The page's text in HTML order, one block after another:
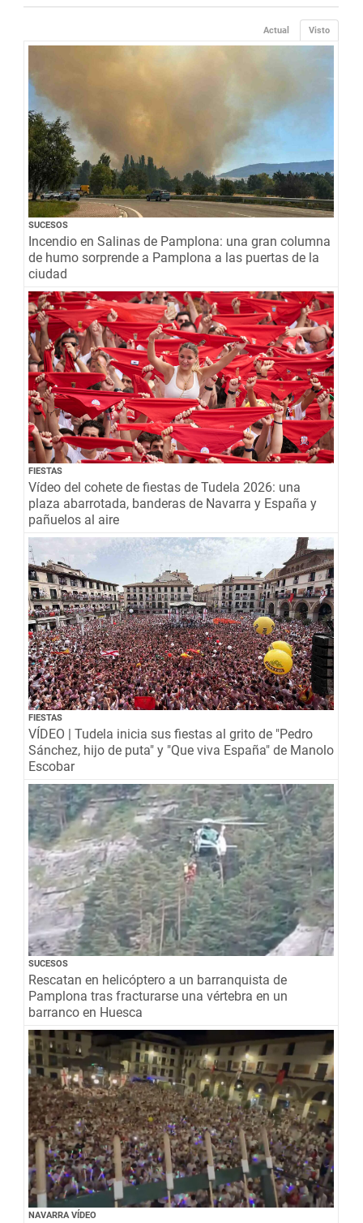
Visto
Actual
SUCESOS
Incendio en Salinas de Pamplona: una gran columna
de humo sorprende a Pamplona a las puertas de la
ciudad
FIESTAS
Vídeo del cohete de fiestas de Tudela 2026: una
plaza abarrotada, banderas de Navarra y España y
pañuelos al aire
FIESTAS
VÍDEO | Tudela inicia sus fiestas al grito de "Pedro
Sánchez, hijo de puta" y "Que viva España" de Manolo
Escobar
SUCESOS
Rescatan en helicóptero a un barranquista de
Pamplona tras fracturarse una vértebra en un
barranco en Huesca
NAVARRA VÍDEO